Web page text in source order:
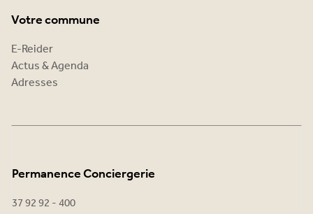
Votre commune
E-Reider
Actus & Agenda
Adresses
Permanence Conciergerie
37 92 92 - 400